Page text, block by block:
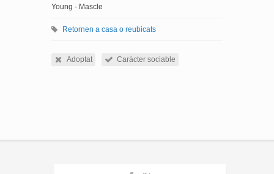
Young - Mascle
Retornen a casa o reubicats
Adoptat Caràcter sociable